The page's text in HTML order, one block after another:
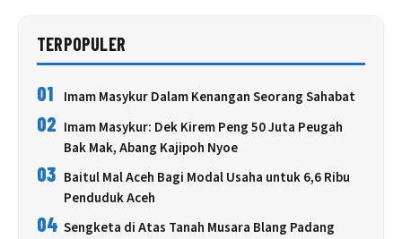
TERPOPULER
01 Imam Masykur Dalam Kenangan Seorang Sahabat
02 Imam Masykur: Dek Kirem Peng 50 Juta Peugah
Bak Mak, Abang Kajipoh Nyoe
03 Baitul Mal Aceh Bagi Modal Usaha untuk 6,6 Ribu
Penduduk Aceh
04 Sengketa di Atas Tanah Musara Blang Padang